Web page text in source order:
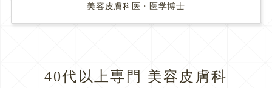
美容皮膚科医・医学博士
40代以上専門 美容皮膚科